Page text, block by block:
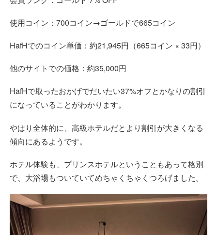
使用コイン：700コイン→ゴールドで665コイン
HafHでのコイン単価：約21,945円（665コイン × 33円）
他のサイトでの価格：約35,000円
HafHで取ったおかげでだいたい37%オフとかなりの割引
になっていることがわかります。
やはり全体的に、高級ホテルだとより割引が大きくなる
傾向にあるようです。
ホテル体験も、プリンスホテルということもあって格別
で、大浴場もついていてめちゃくちゃくつろげました。